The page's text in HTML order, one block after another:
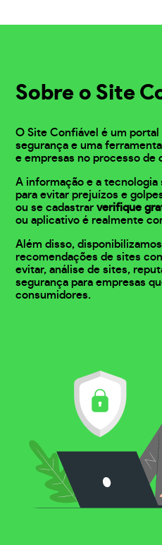
Sobre o Site
O Site Confiável é um
segurança e uma
e empresas no processo de
A informação e a tecnologia
para evitar prejuízos e
ou se cadastrarverifique
ou aplicativo é realmente
Além disso,
recomendações de sites
evitar, análise de sites,
segurança para empresas
consumidores.